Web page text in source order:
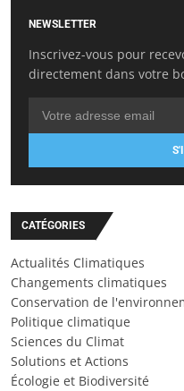
NEWSLETTER
Inscrivez-vous pour
directement dans votre
CATÉGORIES
Actualités Climatiques
Changements climatiques
Conservation de
Politique climatique
Sciences du Climat
Solutions et Actions
Écologie et Biodiversité